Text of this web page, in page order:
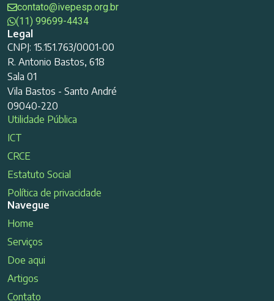
contato@ivepesp.org.br
(11) 99699-4434
Legal
CNPJ: 15.151.763/0001-00
R. Antonio Bastos, 618
Sala 01
Vila Bastos - Santo André
09040-220
Utilidade Pública
ICT
CRCE
Estatuto Social
Política de privacidade
Navegue
Home
Serviços
Doe aqui
Artigos
Contato